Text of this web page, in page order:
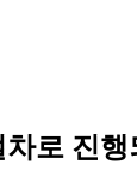
로 진행